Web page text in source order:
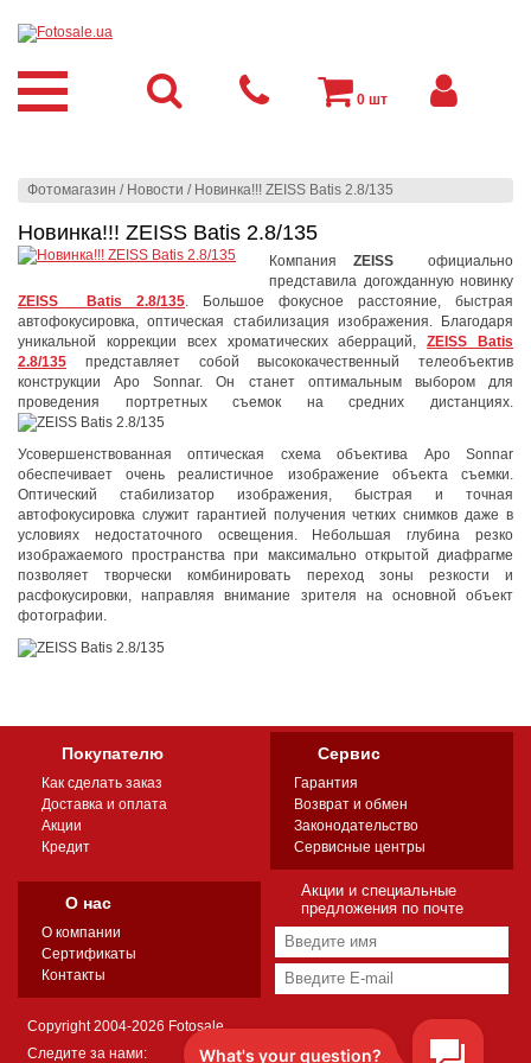
Фотомагазин / Новости / Новинка!!! ZEISS Batis 2.8/135
Новинка!!! ZEISS Batis 2.8/135
КомпанияZEISSофициально
представила догожданную новинку
ZEISS
Batis 2.8/135.
Большое фокусное расстояние, быстрая
автофокусировка, оптическая стабилизация изображения. Благодаря
уникальной коррекции всех хроматических аберраций,ZEISS Batis
2.8/135 представляет собой высококачественный телеобъектив
конструкции Apo Sonnar. Он станет оптимальным выбором для
проведения портретных съемок на средних дистанциях.
Усовершенствованная оптическая схема объектива Apo Sonnar
обеспечивает очень реалистичное изображение объекта съемки.
Оптический стабилизатор изображения, быстрая и точная
автофокусировка служит гарантией получения четких снимков даже в
условиях недостаточного освещения. Небольшая глубина резко
изображаемого пространства при максимально открытой диафрагме
позволяет творчески комбинировать переход зоны резкости и
расфокусировки, направляя внимание зрителя на основной объект
фотографии.
0 шт
Покупателю
Как сделать заказ
Доставка и оплата
Акции
Кредит
Сервис
Гарантия
Возврат и обмен
Законодательство
Сервисные центры
О нас
О компании
Сертификаты
Контакты
Акции и специальные
предложения по почте
Copyright 2004-2026 Fotosale
Следите за нами: